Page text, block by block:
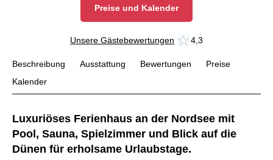
Preise und Kalender
Unsere Gästebewertungen 4,3
Beschreibung Ausstattung Bewertungen
Preise
Kalender
Luxuriöses Ferienhaus an der Nordsee mit
Pool, Sauna, Spielzimmer und Blick auf die
Dünen für erholsame Urlaubstage.